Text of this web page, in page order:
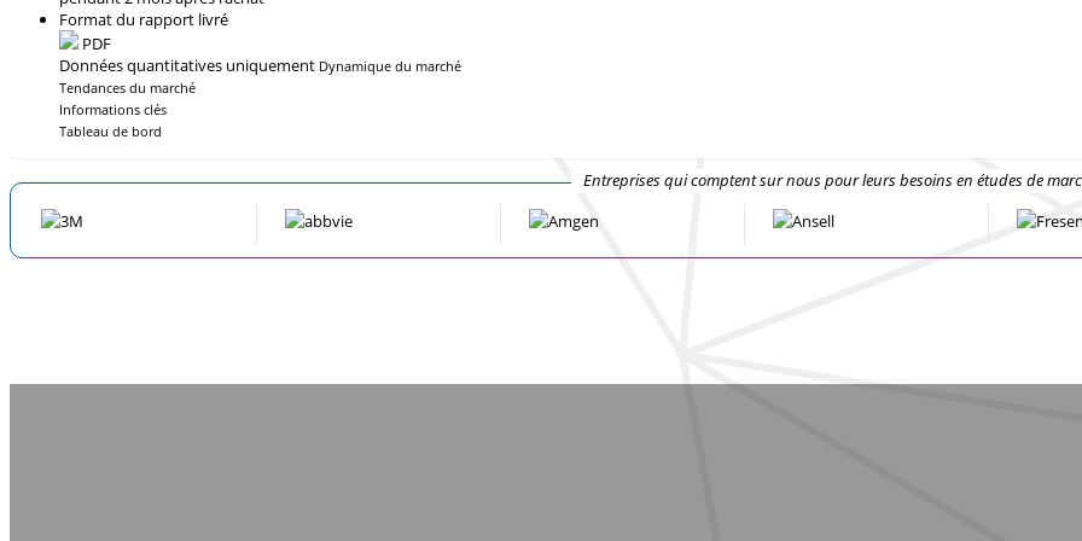
Format du rapport livré
PDF
Données quantitatives uniquement Dynamique du marché
Tendances du marché
Informations clés
Tableau de bord
Entreprises qui comptent sur nous pour leurs besoins en études de